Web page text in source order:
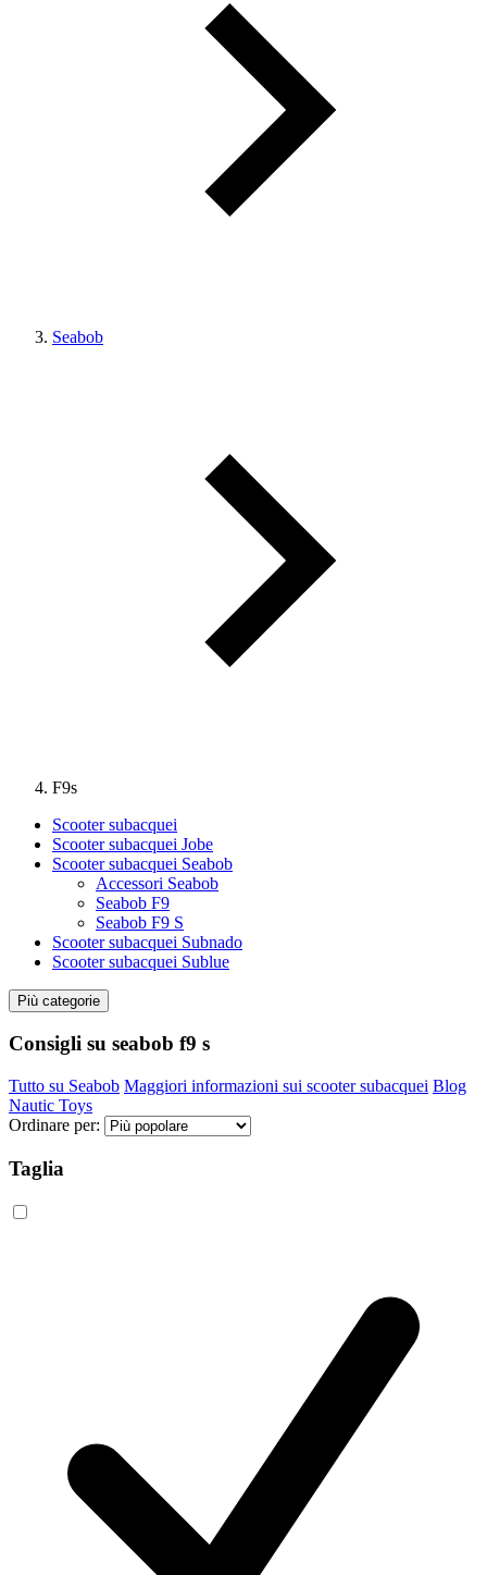
Seabob
F9s
Scooter subacquei
Scooter subacquei Jobe
Scooter subacquei Seabob
Accessori Seabob
Seabob F9
Seabob F9 S
Scooter subacquei Subnado
Scooter subacquei Sublue
Più categorie
Consigli su seabob f9 s
Tutto su Seabob Maggiori informazioni sui scooter subacquei Blog
Nautic Toys
Ordinare per:
Taglia